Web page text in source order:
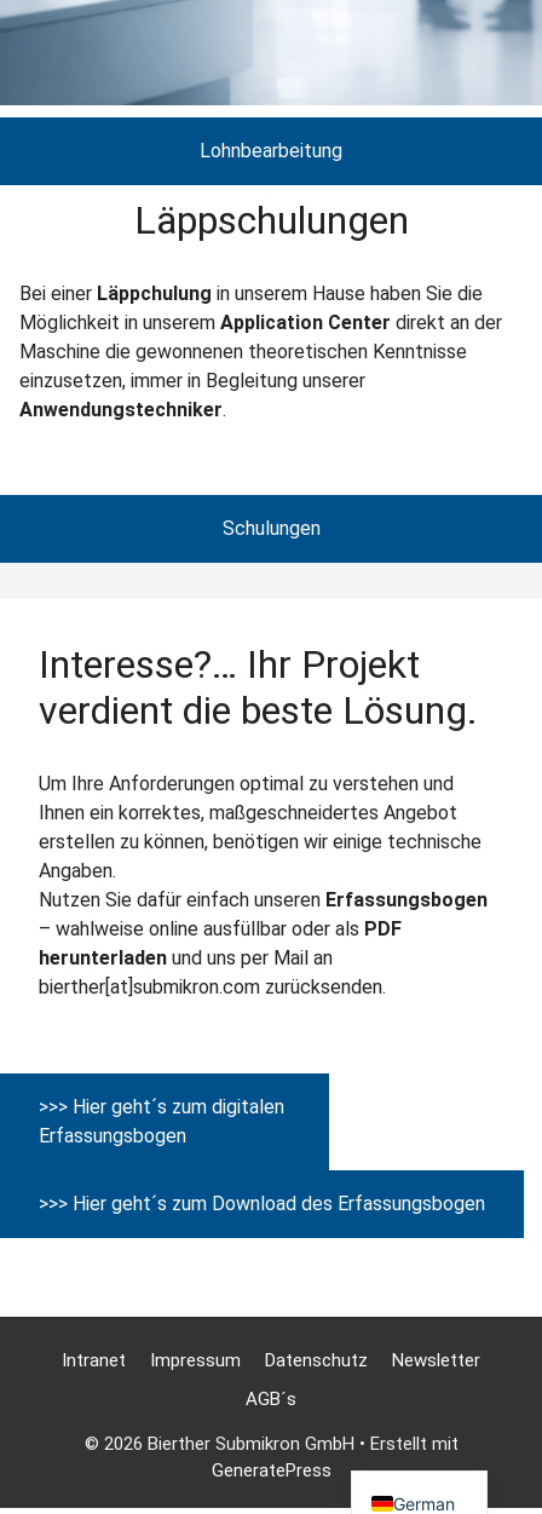
Lohnbearbeitung
Läppschulungen
Bei einer Läppchulung in unserem Hause haben Sie die
Möglichkeit in unserem Application Center direkt an der
Maschine die gewonnenen theoretischen Kenntnisse
einzusetzen, immer in Begleitung unserer
Anwendungstechniker.
Schulungen
Interesse?… Ihr Projekt
verdient die beste Lösung.
Um Ihre Anforderungen optimal zu verstehen und
Ihnen ein korrektes, maßgeschneidertes Angebot
erstellen zu können, benötigen wir einige technische
Angaben.
Nutzen Sie dafür einfach unseren Erfassungsbogen
– wahlweise online ausfüllbar oder als PDF
herunterladen und uns per Mail an
bierther[at]submikron.com zurücksenden.
>>> Hier geht´s zum digitalen
Erfassungsbogen
>>> Hier geht´s zum Download des Erfassungsbogen
Intranet Impressum Datenschutz
Newsletter
AGB´s
© 2026 Bierther Submikron GmbH • Erstellt mit
GeneratePress
German